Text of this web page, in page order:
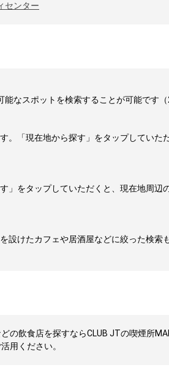
センター
なスポットを検索することが可能です（
。「現在地から探す」をタップしていた
」をタップしていただくと、現在地周辺
設けたカフェや居酒屋などに絞った検索
の飲食店を探すならCLUB JTの喫煙所
用ください。